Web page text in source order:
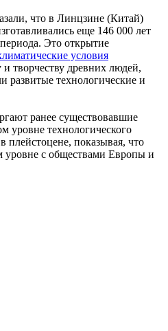
что в Линцзине (Китай)
еще 146 000 лет
Это открытие
условия
и творчеству древних людей,
развитые технологические и
ранее существовавшие
уровне технологического
плейстоцене, показывая, что
уровне с обществами Европы и